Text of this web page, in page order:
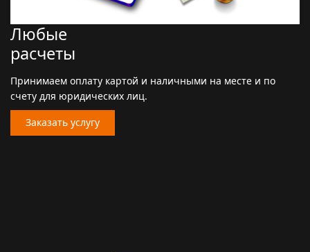
Любые
расчеты
Принимаем оплату картой и наличными на месте и по
счету для юридических лиц.
Заказать услугу